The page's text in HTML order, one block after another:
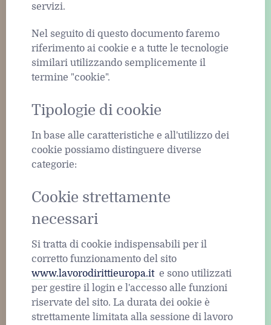
servizi.
Nel seguito di questo documento faremo
riferimento ai cookie e a tutte le tecnologie
similari utilizzando semplicemente il
termine "cookie".
Tipologie di cookie
In base alle caratteristiche e all'utilizzo dei
cookie possiamo distinguere diverse
categorie:
Cookie strettamente
necessari
Si tratta di cookie indispensabili per il
corretto funzionamento del sito
www.lavorodirittieuropa.ite sono utilizzati
per gestire il login e l'accesso alle funzioni
riservate del sito. La durata dei ookie è
strettamente limitata alla sessione di lavoro